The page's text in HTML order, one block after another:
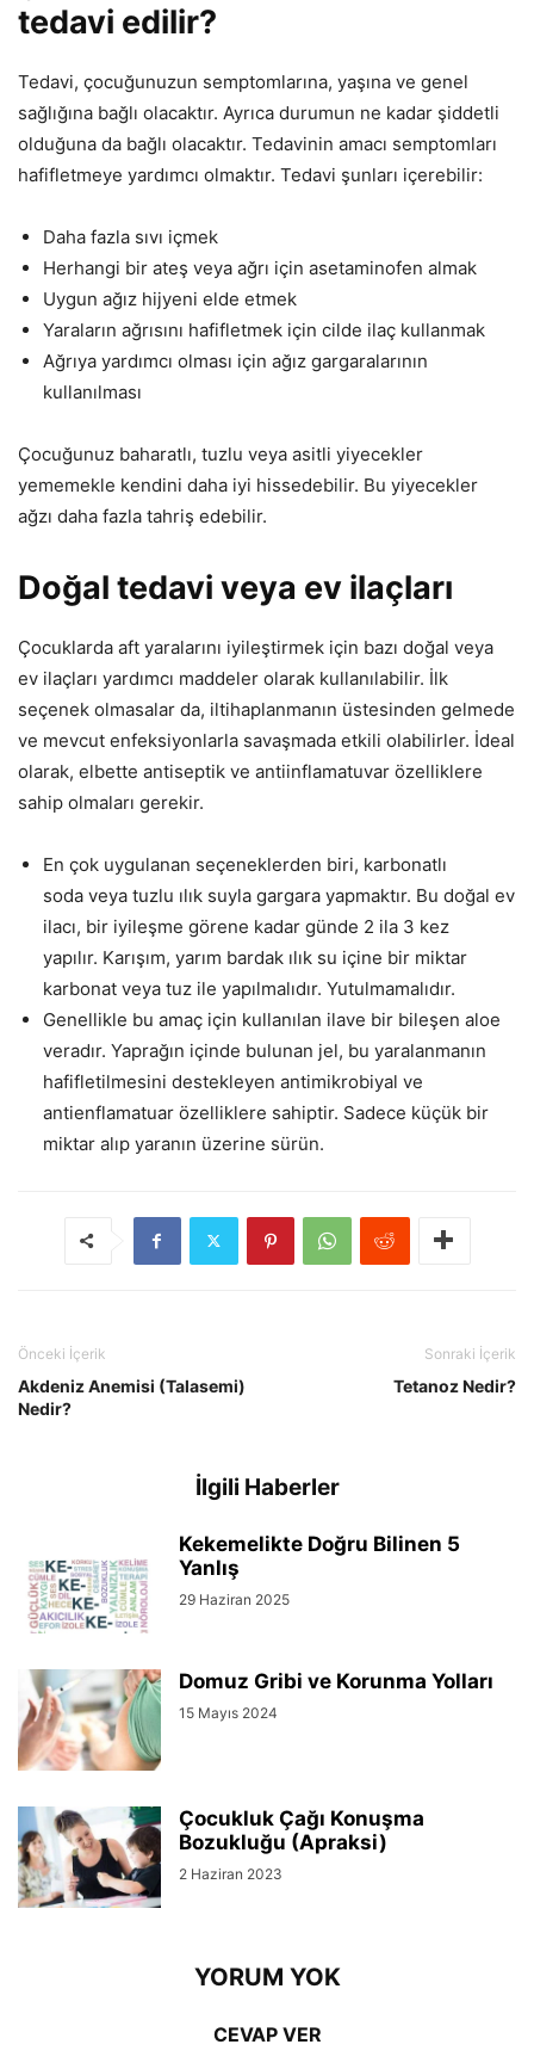
tedavi edilir?
Tedavi, çocuğunuzun semptomlarına, yaşına ve genel
sağlığına bağlı olacaktır. Ayrıca durumun ne kadar şiddetli
olduğuna da bağlı olacaktır. Tedavinin amacı semptomları
hafifletmeye yardımcı olmaktır. Tedavi şunları içerebilir:
Daha fazla sıvı içmek
Herhangi bir ateş veya ağrı için asetaminofen almak
Uygun ağız hijyeni elde etmek
Yaraların ağrısını hafifletmek için cilde ilaç kullanmak
Ağrıya yardımcı olması için ağız gargaralarının
kullanılması
Çocuğunuz baharatlı, tuzlu veya asitli yiyecekler
yememekle kendini daha iyi hissedebilir. Bu yiyecekler
ağzı daha fazla tahriş edebilir.
Doğal tedavi veya ev ilaçları
Çocuklarda aft yaralarını iyileştirmek için bazı doğal veya
ev ilaçları yardımcı maddeler olarak kullanılabilir. İlk
seçenek olmasalar da, iltihaplanmanın üstesinden gelmede
ve mevcut enfeksiyonlarla savaşmada etkili olabilirler. İdeal
olarak, elbette antiseptik ve antiinflamatuvar özelliklere
sahip olmaları gerekir.
En çok uygulanan seçeneklerden biri, karbonatlı
soda veya tuzlu ılık suyla gargara yapmaktır. Bu doğal ev
ilacı, bir iyileşme görene kadar günde 2 ila 3 kez
yapılır. Karışım, yarım bardak ılık su içine bir miktar
karbonat veya tuz ile yapılmalıdır. Yutulmamalıdır.
Genellikle bu amaç için kullanılan ilave bir bileşen aloe
veradır. Yaprağın içinde bulunan jel, bu yaralanmanın
hafifletilmesini destekleyen antimikrobiyal ve
antienflamatuar özelliklere sahiptir. Sadece küçük bir
miktar alıp yaranın üzerine sürün.
Önceki İçerik
Akdeniz Anemisi (Talasemi)
Nedir?
Sonraki İçerik
Tetanoz Nedir?
İlgili Haberler
Kekemelikte Doğru Bilinen 5
Yanlış
29 Haziran 2025
Domuz Gribi ve Korunma Yolları
15 Mayıs 2024
Çocukluk Çağı Konuşma
Bozukluğu (Apraksi)
2 Haziran 2023
YORUM YOK
CEVAP VER